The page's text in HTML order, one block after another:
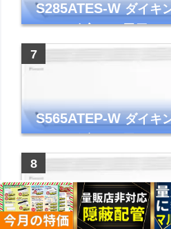
S285ATES-Wダイキ
シリーズ 主に10畳用 ホ
コンパクトモデ
S565ATEP-Wダイキ
シリーズ 主に18畳用 ホ
コンパクトモデ